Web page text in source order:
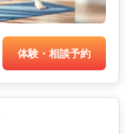
体験・相談予約